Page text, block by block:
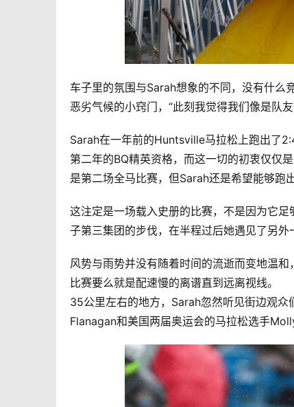
车子里的氛围与Sarah想象的不同，没有什么
恶劣气候的小窍门，“此刻我觉得我们像是队
Sarah在一年前的Huntsville马拉松上跑出了
第二年的BQ精英资格，而这一切的初衷仅仅
是第二场全马比赛，但Sarah还是希望能够跑
这注定是一场载入史册的比赛，不是因为它
子第三集团的步伐，在半程过后她遇见了另
风势与雨势并没有随着时间的流逝而变地温
比赛要么就是配速慢的离谱直到远离视线。
35公里左右的地方，Sarah忽然听见街边观
Flanagan和美国两届奥运会的马拉松选手